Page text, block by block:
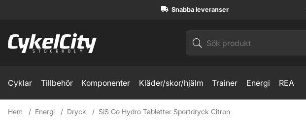
Snabba leveranser
Cyklar Tillbehör Komponenter Kläder/skor/hjälm Trainer Energi REA
Hem Energi Dryck SiS Go Hydro Tabletter Sportdryck Citron